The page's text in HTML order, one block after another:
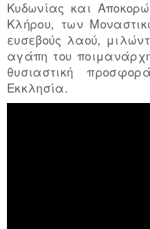
Κυδωνίας και
Κλήρου, των
ευσεβούς λαού,
αγάπη του
θυσιαστική
Εκκλησία.